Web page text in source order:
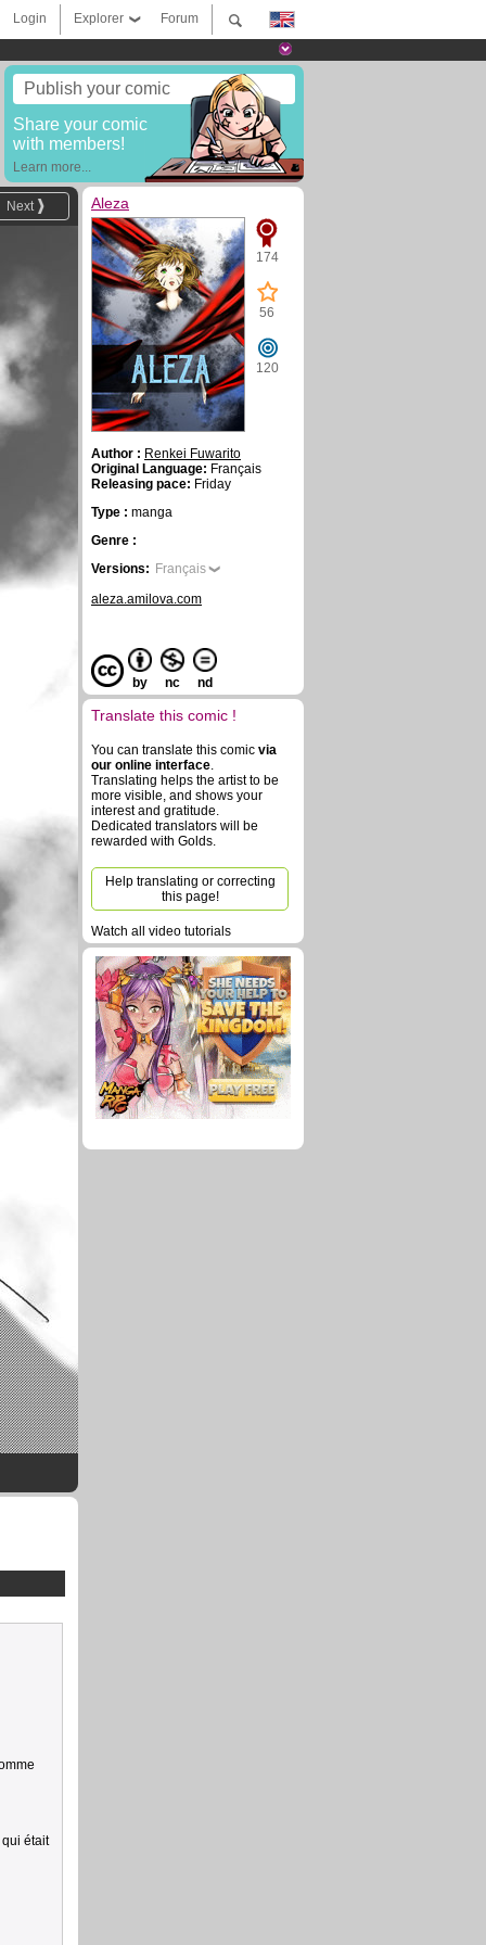
Forum
Explorer
Login
Publish your comic
Share your comic
with members!
Learn more...
Next
était
Aleza
174
56
120
Author : Renkei Fuwarito
Original Language: Français
Releasing pace: Friday
Type : manga
Genre :
Versions: Français
aleza.amilova.com
by nc nd
Translate this comic !
You can translate this comic via
our online interface.
Translating helps the artist to be
more visible, and shows your
interest and gratitude.
Dedicated translators will be
rewarded with Golds.
Help translating or correcting
this page!
Watch all video tutorials